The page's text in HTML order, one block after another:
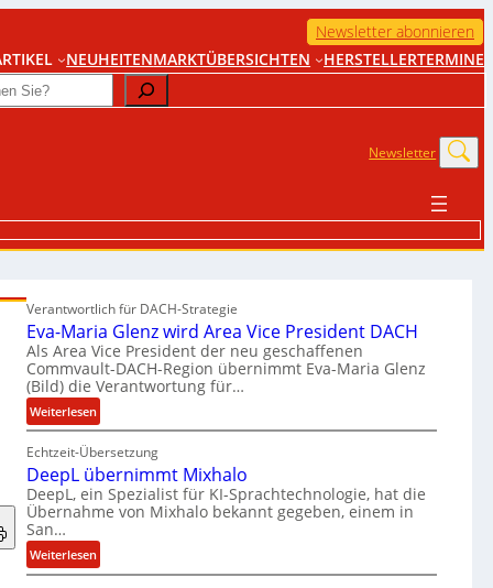
Newsletter abonnieren
NEUHEITENMARKTÜBERSICHTEN HERSTELLERTERMINE
Newsletter
Verantwortlich für DACH-Strategie
Eva-Maria Glenz wird Area Vice President DACH
Als Area Vice President der neu geschaffenen
Commvault-DACH-Region übernimmt Eva-Maria Glenz
(Bild) die Verantwortung für…
Weiterlesen:
E
v
a
-
M
r
i
Echtzeit-Übersetzung
DeepL übernimmt Mixhalo
DeepL, ein Spezialist für KI-Sprachtechnologie, hat die
Übernahme von Mixhalo bekannt gegeben, einem in
San…
Weiterlesen:
D